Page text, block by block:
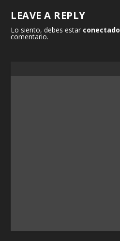
LEAVE A REPLY
Lo siento, debes estar conectado
comentario.